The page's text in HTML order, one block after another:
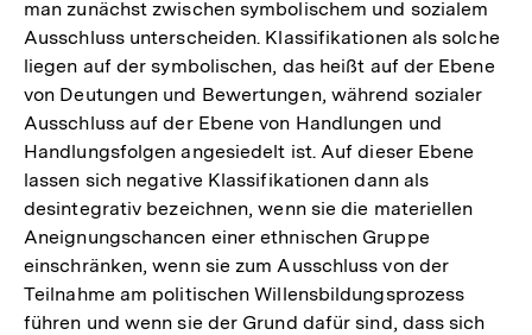
man zunächst zwischen symbolischem und sozialem
Ausschluss unterscheiden. Klassifikationen als solche
liegen auf der symbolischen, das heißt auf der Ebene
von Deutungen und Bewertungen, während sozialer
Ausschluss auf der Ebene von Handlungen und
Handlungsfolgen angesiedelt ist. Auf dieser Ebene
lassen sich negative Klassifikationen dann als
desintegrativ bezeichnen, wenn sie die materiellen
Aneignungschancen einer ethnischen Gruppe
einschränken, wenn sie zum Ausschluss von der
Teilnahme am politischen Willensbildungsprozess
führen und wenn sie der Grund dafür sind, dass sich